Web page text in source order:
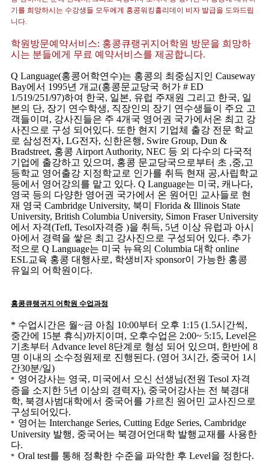
기를 희망하시는 수강생들 모두에게 홍콩워킹홀리데이 비자 발급을 도와드립
니다.
학원방문예약서비스: 홍콩큐랭귀지어학원 방문을 희망하
시는 분들에게 무료 예약서비스를 제공합니다.
Q Language(홍콩어학연수)는 홍콩의 최중심지인 Causeway
Bay에서 1995년 개교(홍콩문교당국 허가 # ED
1/519/251/97)하여 한국, 일본, 유럽 주재원 그리고 한국, 일
본의 단, 장기 연수학생, 직장인의 장기 연수생들이 주요 고
객들이며, 강사진들은 주 4개국 영어권 국가에서온 최고 강
사진으로 구성 되어있다. 또한 현지 기업체 출강 전문 학교
로 삼성전자, LG전자, 신한은행, Swire Group, Dun &
Bradstreet, 홍콩 Airport Authority, NEC 등 외 다수의 다국적
기업에 출강하고 있으며, 홍콩 문교당국으로부터 초 ,중,고
등학교 영어출강 지정학교로 인가를 취득 현재 공,사립학교
등에서 영어강의를 맡고 있다. Q Language는 미국, 캐나다,
영국 등의 다양한 영어권 국가에서 온 원어민 교사들로 현
재 영국 Cambridge University, 북미 Florida & Illinois State
University, British Columbia University, Simon Fraser University
에서 자격(Tefl, Tesol자격증 )을 취득, 5년 이상 유럽과 아시
아에서 경력을 쌓은 최고 강사진으로 구성되어 있다. 추가
적으로 Q Language는 미국 뉴욕의 Columbia 대학 online
ESL교육 홍콩 대행사로, 학생비자 sponsor이 가능한 홍콩
유일의 어학원이다.
홍콩큐랭귀지 어학원 수업과정
* 수업시간은 월~금 아침 10:00부터 오후 1:15 (1.5시간씩,
중간에 15분 휴식)까지이며, 오후수업은 2:00~ 5:15, Level은
기초부터 Advance level 8단계로 형성 되어 있으며, 한반에 8
명 이내의 소수정원제로 진행된다. (영어 3시간, 중국어 1시
간30분/일)
* 영어강사는 영국, 미국에서 오신 선생님(전원 Tesol 자격
증을 소지한 5년 이상의 경력자), 중국어강사는 전 북경대
학, 북경사범대학에서 중국어를 가르친 원어민 교사진으로
구성되어있다.
* 영어는 Interchange Series, Cutting Edge Series, Cambridge
University 발행, 중국어는 북경어언대학 발행교재를 사용한
다.
* Oral test를 통해 정확한 수준을 파악한 후 Level을 정한다.